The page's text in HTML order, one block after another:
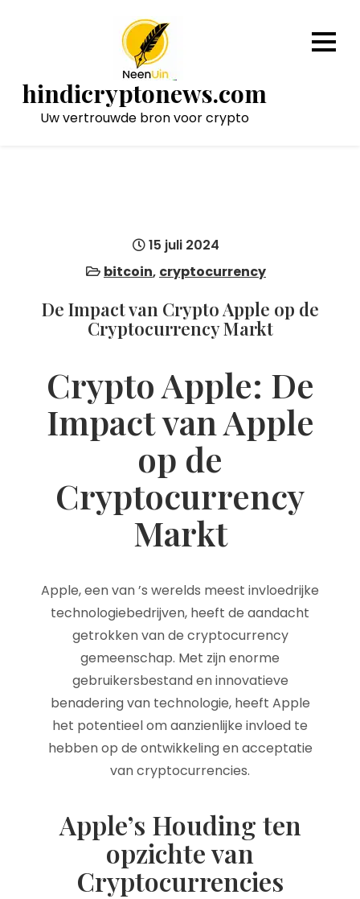
hindicryptonews.com
Uw vertrouwde bron voor crypto
15 juli 2024
bitcoin, cryptocurrency
De Impact van Crypto Apple op de
Cryptocurrency Markt
Crypto Apple: De
Impact van Apple
op de
Cryptocurrency
Markt
Apple, een van ’s werelds meest invloedrijke
technologiebedrijven, heeft de aandacht
getrokken van de cryptocurrency
gemeenschap. Met zijn enorme
gebruikersbestand en innovatieve
benadering van technologie, heeft Apple
het potentieel om aanzienlijke invloed te
hebben op de ontwikkeling en acceptatie
van cryptocurrencies.
Apple’s Houding ten
opzichte van
Cryptocurrencies